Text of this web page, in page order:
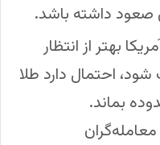
صعود داشته باشد.
بهتر از انتظار
شود، احتمال دارد طلا
بماند.